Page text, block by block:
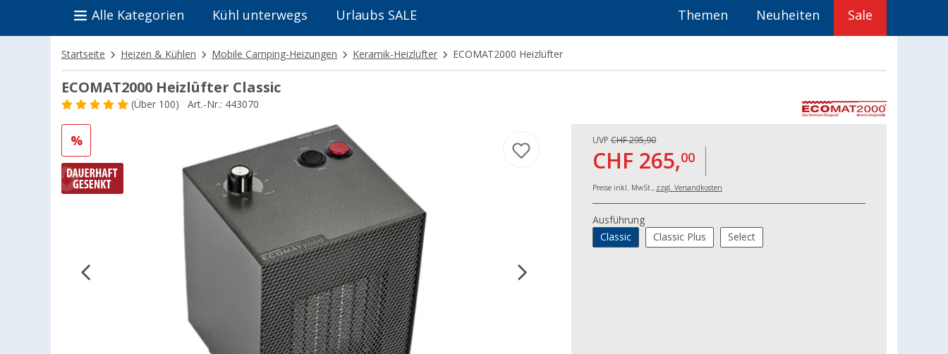
Alle Kategorien Kühl unterwegs Urlaubs SALE Themen Neuheiten Sale
Startseite Heizen & Kühlen Mobile Camping-Heizungen Keramik-Heizlüfter ECOMAT2000 Heizlüfter
ECOMAT2000 Heizlüfter Classic
(Über100) Art.-Nr.: 443070
% UVP CHF 295,90
CHF 265,00
Preise inkl. MwSt., zzgl. Versandkosten
Ausführung
Classic
Classic Plus Select